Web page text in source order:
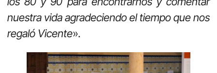
nuestra vida agradeciendo el tiempo que nos
regaló Vicente».